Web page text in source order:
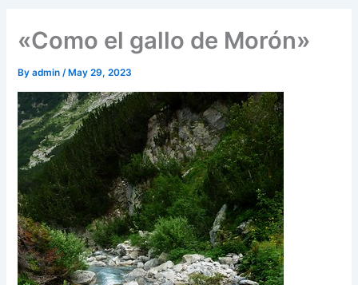
«Como el gallo de Morón»
Byadmin/ May 29, 2023